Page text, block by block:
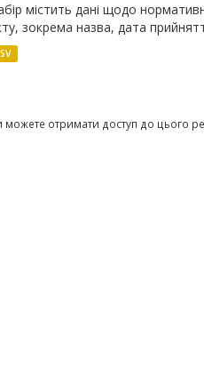
містить дані щодо
зокрема назва, дата
можете отримати доступ до цього